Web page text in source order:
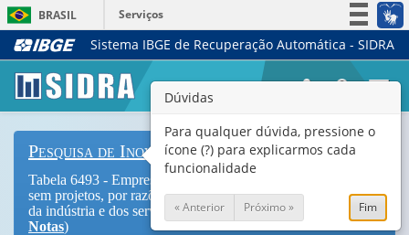
BRASIL
Serviços
Simplifique!
Legislação
Canais
Sistema IBGE de Recuperação Automática - SIDRA
Pesquisa de Inovação
Tabela 6493 - Empresas que não implementaram inovações e
sem projetos, por razões da não implementação e atividades
da indústria e dos serviços selecionados (CNAE 1.0) (
Vide
Notas)
Dúvidas
Para qualquer dúvida, pressione o
ícone (?) para explicarmos cada
funcionalidade
« Anterior Próximo » Fim